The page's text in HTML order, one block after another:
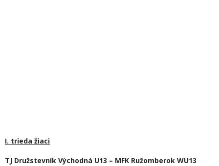
I. trieda žiaci
TJ Družstevník Východná U13 – MFK Ružomberok WU13